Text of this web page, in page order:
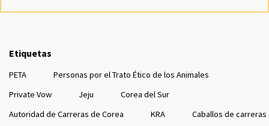
Etiquetas
PETA
Personas por el Trato Ético de los Animales
Private Vow
Jeju
Corea del Sur
Autoridad de Carreras de Corea
KRA
Caballos de carreras